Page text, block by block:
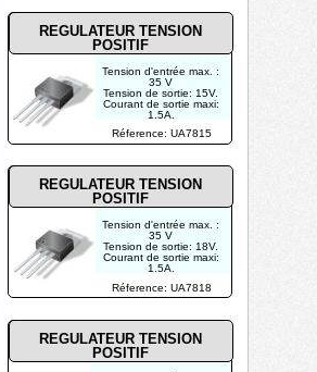
Réference: UA7815
Réference: UA7818
35 VCC
Tension d'entrée max. :
35 V
Tension de sortie: 15V.
Courant de sortie maxi:
1.5A.
Tension d'entrée max. :
35 V
Tension de sortie: 18V.
Courant de sortie maxi:
1.5A.
REGULATEUR TENSION
POSITIF
REGULATEUR TENSION
POSITIF
REGULATEUR TENSION
POSITIF